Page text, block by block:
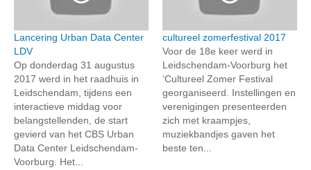
Lancering Urban Data Center
LDV
Op donderdag 31 augustus
2017 werd in het raadhuis in
Leidschendam, tijdens een
interactieve middag voor
belangstellenden, de start
gevierd van het CBS Urban
Data Center Leidschendam-
Voorburg. Het...
cultureel zomerfestival 2017
Voor de 18e keer werd in
Leidschendam-Voorburg het
‘Cultureel Zomer Festival
georganiseerd. Instellingen en
verenigingen presenteerden
zich met kraampjes,
muziekbandjes gaven het
beste ten...